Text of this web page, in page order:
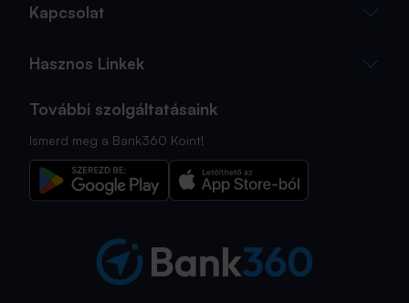
Kapcsolat
Hasznos Linkek
További szolgáltatásaink
Ismerd meg a Bank360 Koint!